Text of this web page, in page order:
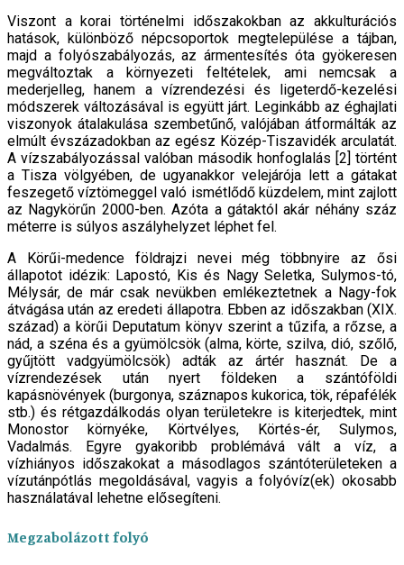
Viszont a korai történelmi időszakokban az akkulturációs
hatások, különböző népcsoportok megtelepülése a tájban,
majd a folyószabályozás, az ármentesítés óta gyökeresen
megváltoztak a környezeti feltételek, ami nemcsak a
mederjelleg, hanem a vízrendezési és ligeterdő-kezelési
módszerek változásával is együtt járt. Leginkább az éghajlati
viszonyok átalakulása szembetűnő, valójában átformálták az
elmúlt évszázadokban az egész Közép-Tiszavidék arculatát.
A vízszabályozással valóban második honfoglalás [2] történt
a Tisza völgyében, de ugyanakkor velejárója lett a gátakat
feszegető víztömeggel való ismétlődő küzdelem, mint zajlott
az Nagykörűn 2000-ben. Azóta a gátaktól akár néhány száz
méterre is súlyos aszályhelyzet léphet fel.
A Körűi-medence földrajzi nevei még többnyire az ősi
állapotot idézik: Lapostó, Kis és Nagy Seletka, Sulymos-tó,
Mélysár, de már csak nevükben emlékeztetnek a Nagy-fok
átvágása után az eredeti állapotra. Ebben az időszakban (XIX.
század) a körűi Deputatum könyv szerint a tűzifa, a rőzse, a
nád, a széna és a gyümölcsök (alma, körte, szilva, dió, szőlő,
gyűjtött vadgyümölcsök) adták az ártér hasznát. De a
vízrendezések után nyert földeken a szántóföldi
kapásnövények (burgonya, száznapos kukorica, tök, répafélék
stb.) és rétgazdálkodás olyan területekre is kiterjedtek, mint
Monostor környéke, Körtvélyes, Körtés-ér, Sulymos,
Vadalmás. Egyre gyakoribb problémává vált a víz, a
vízhiányos időszakokat a másodlagos szántóterületeken a
vízutánpótlás megoldásával, vagyis a folyóvíz(ek) okosabb
használatával lehetne elősegíteni.
Megzabolázott folyó